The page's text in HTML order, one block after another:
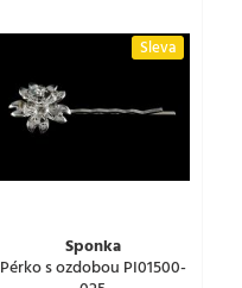
Sleva
Sponka
Pérko s ozdobou PI01500-